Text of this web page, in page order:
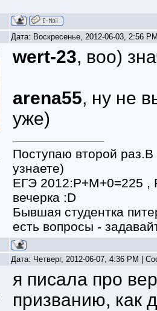
Дата: Воскресенье, 2012-06-03, 2:56
wert-23, воо)
arena55, ну не
уже)
Поступаю второй
узнаете)
ЕГЭ 2012:Р+М+0=225
вечерка :D
Бывшая студентка
есть вопросы -
Дата: Четверг, 2012-06-07, 4:36 PM |
я писала про
призванию, как